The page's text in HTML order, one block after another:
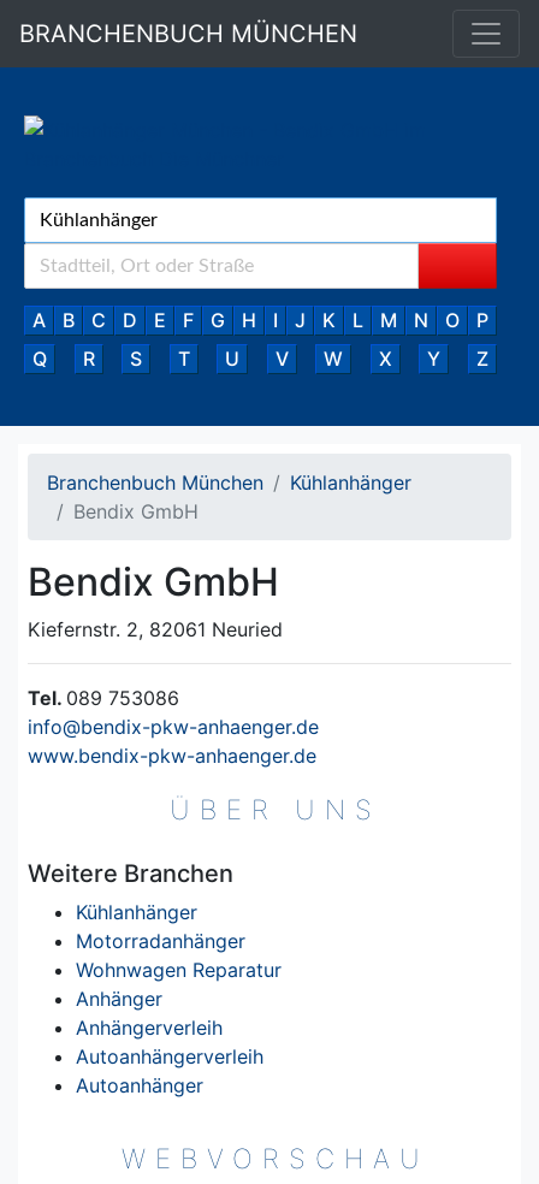
BRANCHENBUCH MÜNCHEN
A B C D E F G H I J K L M N O
P
Q
R S T U V W X Y Z
Branchenbuch München
Kühlanhänger
Bendix GmbH
Bendix GmbH
Kiefernstr. 2, 82061 Neuried
Tel. 089 753086
info@bendix-pkw-anhaenger.de
www.bendix-pkw-anhaenger.de
ÜBER UNS
Weitere Branchen
Kühlanhänger
Motorradanhänger
Wohnwagen Reparatur
Anhänger
Anhängerverleih
Autoanhängerverleih
Autoanhänger
WEBVORSCHAU